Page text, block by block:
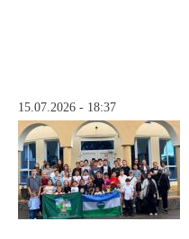
15.07.2026 - 18:37